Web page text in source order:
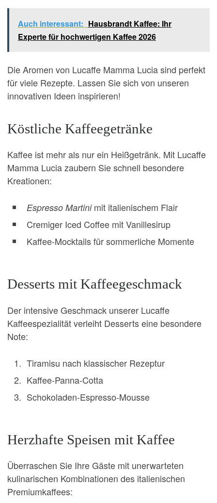
Auch interessant: Hausbrandt Kaffee: Ihr
Experte für hochwertigen Kaffee 2026
Die Aromen von Lucaffe Mamma Lucia sind perfekt
für viele Rezepte. Lassen Sie sich von unseren
innovativen Ideen inspirieren!
Köstliche Kaffeegetränke
Kaffee ist mehr als nur ein Heißgetränk. Mit Lucaffe
Mamma Lucia zaubern Sie schnell besondere
Kreationen:
Espresso Martinimit italienischem Flair
Cremiger Iced Coffee mit Vanillesirup
Kaffee-Mocktails für sommerliche Momente
Desserts mit Kaffeegeschmack
Der intensive Geschmack unserer Lucaffe
Kaffeespezialität verleiht Desserts eine besondere
Note:
Tiramisu nach klassischer Rezeptur
Kaffee-Panna-Cotta
Schokoladen-Espresso-Mousse
Herzhafte Speisen mit Kaffee
Überraschen Sie Ihre Gäste mit unerwarteten
kulinarischen Kombinationen des italienischen
Premiumkaffees: